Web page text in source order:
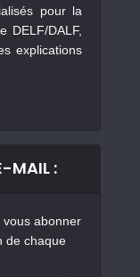
pour la
DELF/DALF,
explications
MAIL :
vous abonner
de chaque